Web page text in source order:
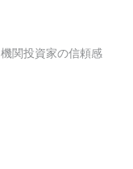
機関投資家の信頼感